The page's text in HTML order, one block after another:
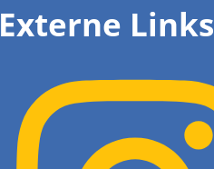
Externe Links